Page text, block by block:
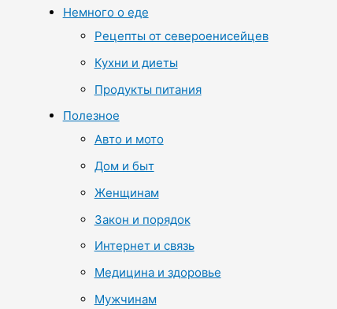
Немного о еде
Рецепты от североенисейцев
Кухни и диеты
Продукты питания
Полезное
Авто и мото
Дом и быт
Женщинам
Закон и порядок
Интернет и связь
Медицина и здоровье
Мужчинам